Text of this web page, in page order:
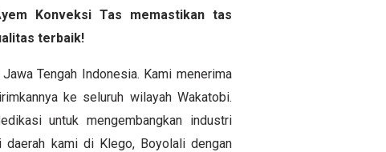
Konveksi Tas memastikan tas
terbaik!
Tengah Indonesia. Kami menerima
ke seluruh wilayah Wakatobi.
untuk mengembangkan industri
kami di Klego, Boyolali dengan